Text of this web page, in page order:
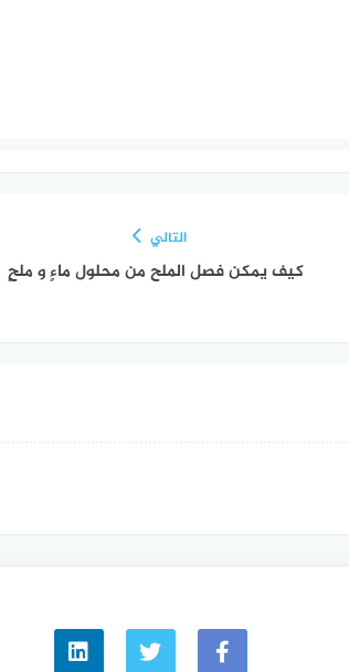
التالي
كيف يمكن فصل الملح من محلول ماءٍ و ملحٍ